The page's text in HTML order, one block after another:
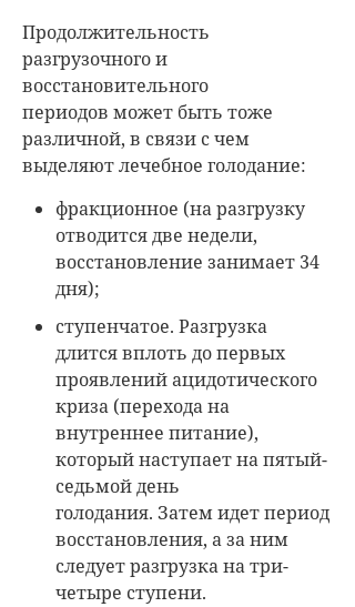
Продолжительность
разгрузочного и
восстановительного
периодов может быть тоже
различной, в связи с чем
выделяют лечебное голодание:
фракционное (на разгрузку
отводится две недели,
восстановление занимает 34
дня);
ступенчатое. Разгрузка
длится вплоть до первых
проявлений ацидотического
криза (перехода на
внутреннее питание),
который наступает на пятый-
седьмой день
голодания. Затем идет период
восстановления, а за ним
следует разгрузка на три-
четыре ступени.